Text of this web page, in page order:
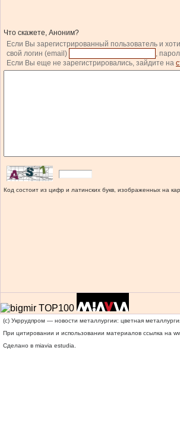
Что скажете, Аноним?
Если Вы зарегистрированный пользователь и
свой логин (email)
,
Если Вы еще не зарегистрировались, зайдите на
Код состоит из цифр и латинских букв, изображенных на
(c) Укррудпром — новости металлургии: цветная
При цитировании и использовании материалов ссылка на
Сделано в miavia estudia.